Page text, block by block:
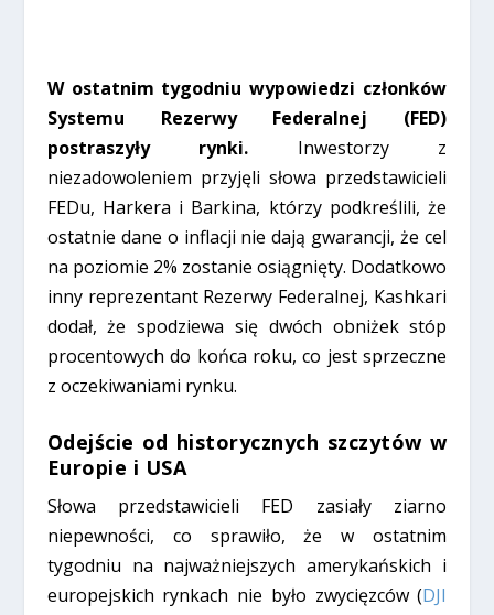
W ostatnim tygodniu wypowiedzi członków
Systemu Rezerwy Federalnej (FED)
postraszyły rynki. Inwestorzy z
niezadowoleniem przyjęli słowa przedstawicieli
FEDu, Harkera i Barkina, którzy podkreślili, że
ostatnie dane o inflacji nie dają gwarancji, że cel
na poziomie 2% zostanie osiągnięty. Dodatkowo
inny reprezentant Rezerwy Federalnej, Kashkari
dodał, że spodziewa się dwóch obniżek stóp
procentowych do końca roku, co jest sprzeczne
z oczekiwaniami rynku.
Odejście od historycznych szczytów w
Europie i USA
Słowa przedstawicieli FED zasiały ziarno
niepewności, co sprawiło, że w ostatnim
tygodniu na najważniejszych amerykańskich i
europejskich rynkach nie było zwycięzców (DJI